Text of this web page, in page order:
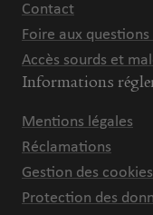
Contact
Foire aux questions
Accès sourds et
Informations
Mentions légales
Réclamations
Gestion des cookies
Protection des